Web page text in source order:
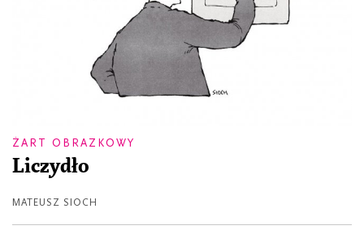
ŻART OBRAZKOWY
Liczydło
MATEUSZ SIOCH